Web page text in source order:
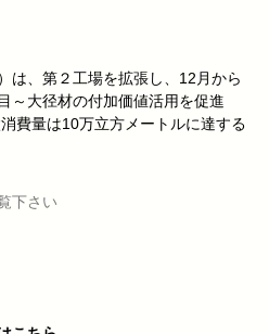
は、第２工場を拡張し、12月から
～大径材の付加価値活用を促進
費量は10万立方メートルに達する
下さい